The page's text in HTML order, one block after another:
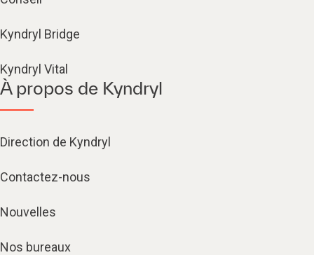
Kyndryl Bridge
Kyndryl Vital
À propos de Kyndryl
Direction de Kyndryl
Contactez-nous
Nouvelles
Nos bureaux